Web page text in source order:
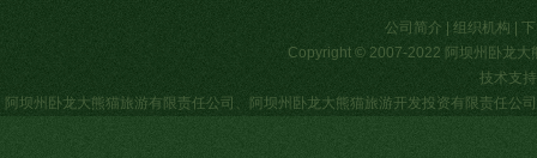
公司简介 组织机构
Copyright © 2007-2022 阿坝州卧龙
技术支
阿坝州卧龙大熊猫旅游有限责任公司
阿坝州卧龙大熊猫旅游开发投资有限责任公司